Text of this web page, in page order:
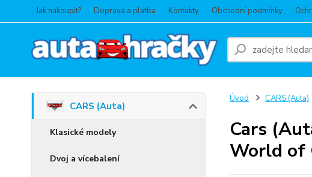
Jak nakoupit? Doprava a platba Kontakty Obchodní podmínky
CARS (Auta)
Klasické modely
Dvoj a vícebalení
Úvod CARS (Auta)
Cars
World of